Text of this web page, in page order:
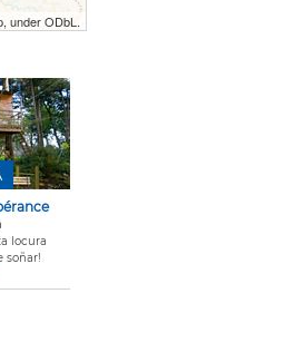
under ODbL.
locura
soñar!